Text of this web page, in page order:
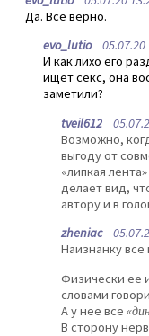
Да. Все верно.
evo_lutio05.07.20
И как лихо его
ищет секс, она
заметили?
tveil612
Возможно,
выгоду от
«липкая
делает вид,
автору и в
zheniac
Наизнанку все
Физически ее
словами
А у нее все
В сторону